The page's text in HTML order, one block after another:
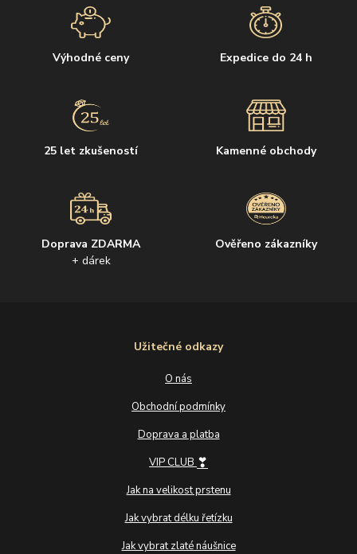
Výhodné ceny Expedice do 24 h
25 let zkušeností Kamenné obchody
Doprava ZDARMA
+ dárek
Ověřeno zákazníky
Užitečné odkazy
O nás
Obchodní podmínky
Doprava a platba
VIP CLUB ❣
Jak na velikost prstenu
Jak vybrat délku řetízku
Jak vybrat zlaté náušnice